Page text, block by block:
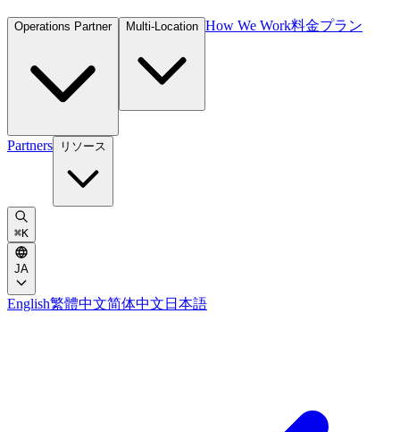
Operations Partner Multi-Location How We Work料金プラン
Partners リソース
⌘K
JA
English繁體中文简体中文 日本語